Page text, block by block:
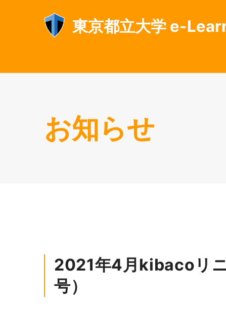
お知らせ
2021年4月kibacoリ
号）
東京都立大学 e-